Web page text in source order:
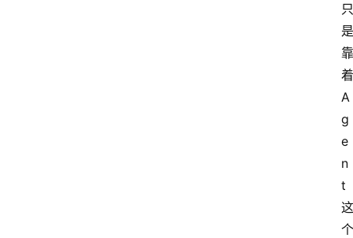
只
是
靠
着
A
g
e
n
t
这
个